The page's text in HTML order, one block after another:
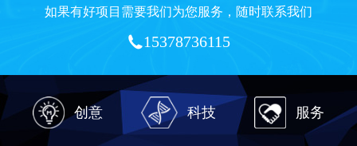
如果有好项目需要我们为您服务，随时联系我们
15378736115
创意 科技 服务